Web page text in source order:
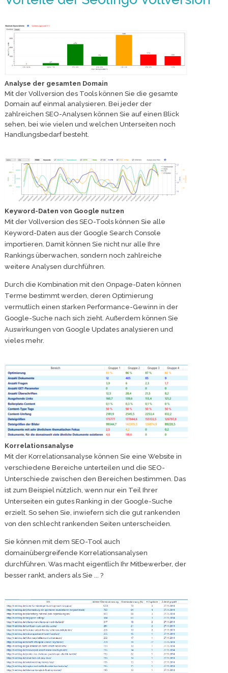
Analyse der gesamten Domain
Mit der Vollversion des Tools können Sie die gesamte
Domain auf einmal analysieren. Bei jeder der
zahlreichen SEO-Analysen können Sie auf einen Blick
sehen, bei wie vielen und welchen Unterseiten noch
Handlungsbedarf besteht.
Keyword-Daten von Google nutzen
Mit der Vollversion des SEO-Tools können Sie alle
Keyword-Daten aus der Google Search Console
importieren. Damit können Sie nicht nur alle Ihre
Rankings überwachen, sondern noch zahlreiche
weitere Analysen durchführen.
Durch die Kombination mit den Onpage-Daten können
Terme bestimmt werden, deren Optimierung
vermutlich einen starken Performance-Gewinn in der
Google-Suche nach sich zieht. Außerdem können Sie
Auswirkungen von Google Updates analysieren und
vieles mehr.
Korrelationsanalyse
Mit der Korrelationsanalyse können Sie eine Website in
verschiedene Bereiche unterteilen und die SEO-
Unterschiede zwischen den Bereichen bestimmen. Das
ist zum Beispiel nützlich, wenn nur ein Teil Ihrer
Unterseiten ein gutes Ranking in der Google-Suche
erzielt. So sehen Sie, inwiefern sich die gut rankenden
von den schlecht rankenden Seiten unterscheiden.
Sie können mit dem SEO-Tool auch
domainübergreifende Korrelationsanalysen
durchführen. Was macht eigentlich Ihr Mitbewerber, der
besser rankt, anders als Sie ... ?